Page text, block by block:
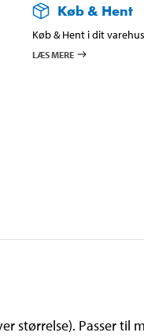
Køb & Hent
Køb & Hent i dit
LÆS MERE
størrelse). Passer til